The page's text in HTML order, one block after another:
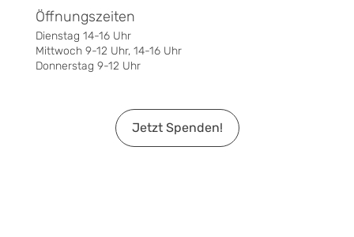
Jetzt Spenden!
Dienstag 14-16 Uhr
Mittwoch 9-12 Uhr, 14-16 Uhr
Donnerstag 9-12 Uhr
Öffnungszeiten